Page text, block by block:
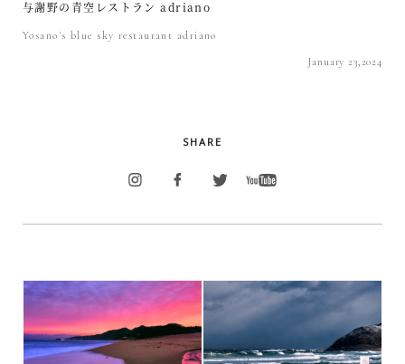
与謝野の青空レストラン adriano
Yosano's blue sky restaurant adriano
January 23,2024
SHARE